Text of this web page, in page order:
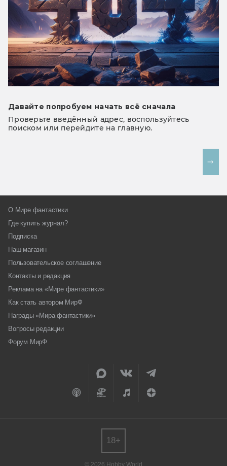
Давайте попробуем начать всё сначала
Проверьте введённый адрес, воспользуйтесь
поиском или перейдите на главную.
О Мире фантастики
Где купить журнал?
Подписка
Наш магазин
Пользовательское соглашение
Контакты и редакция
Реклама на «Мире фантастики»
Как стать автором МирФ
Награды «Мира фантастики»
Вопросы редакции
Форум МирФ
© 2026 Hobby World
18+